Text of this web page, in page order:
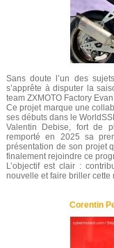
Sans doute l’un des
s’apprête à disputer la
team ZXMOTO Factory
Ce projet marque une
ses débuts dans le
Valentin Debise, fort de
remporté en 2025 sa
présentation de son projet
finalement rejoindre ce
L’objectif est clair :
nouvelle et faire briller
Corentin